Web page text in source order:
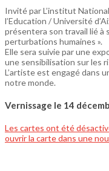
Invité par L’institut
l’Education / Université
présentera son travail lié à
perturbations humaines ».
Elle sera suivie par une
une sensibilisation sur les
L’artiste est engagé dans
notre monde.
Vernissage le 14
Les cartes ont été
ouvrir la carte dans une